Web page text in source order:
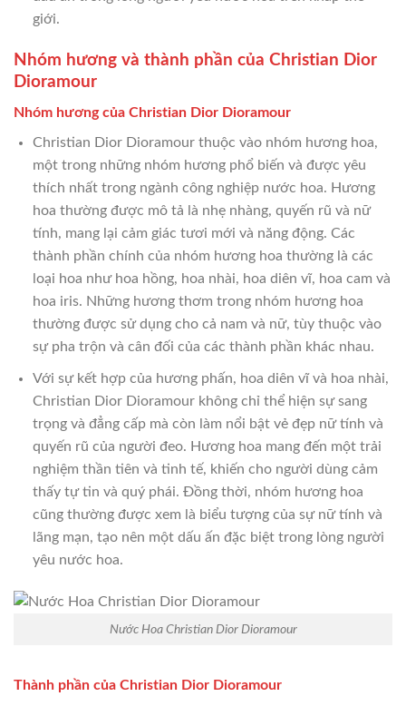
giới.
Nhóm hương và thành phần của Christian Dior
Dioramour
Nhóm hương của Christian Dior Dioramour
Christian Dior Dioramour thuộc vào nhóm hương hoa,
một trong những nhóm hương phổ biến và được yêu
thích nhất trong ngành công nghiệp nước hoa. Hương
hoa thường được mô tả là nhẹ nhàng, quyến rũ và nữ
tính, mang lại cảm giác tươi mới và năng động. Các
thành phần chính của nhóm hương hoa thường là các
loại hoa như hoa hồng, hoa nhài, hoa diên vĩ, hoa cam và
hoa iris. Những hương thơm trong nhóm hương hoa
thường được sử dụng cho cả nam và nữ, tùy thuộc vào
sự pha trộn và cân đối của các thành phần khác nhau.
Với sự kết hợp của hương phấn, hoa diên vĩ và hoa nhài,
Christian Dior Dioramour không chỉ thể hiện sự sang
trọng và đẳng cấp mà còn làm nổi bật vẻ đẹp nữ tính và
quyến rũ của người đeo. Hương hoa mang đến một trải
nghiệm thần tiên và tinh tế, khiến cho người dùng cảm
thấy tự tin và quý phái. Đồng thời, nhóm hương hoa
cũng thường được xem là biểu tượng của sự nữ tính và
lãng mạn, tạo nên một dấu ấn đặc biệt trong lòng người
yêu nước hoa.
Nước Hoa Christian Dior Dioramour
Thành phần của Christian Dior Dioramour